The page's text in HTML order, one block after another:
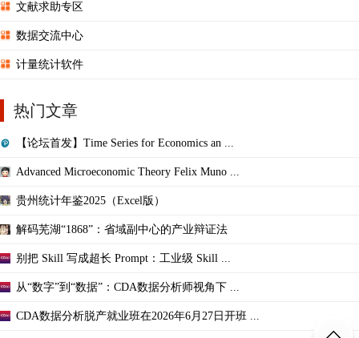
文献求助专区
数据交流中心
计量统计软件
热门文章
【论坛首发】Time Series for Economics an ...
Advanced Microeconomic Theory Felix Muno ...
贵州统计年鉴2025（Excel版）
解码芜湖“1868”：省域副中心的产业辩证法
别把 Skill 写成超长 Prompt：工业级 Skill ...
从“数字”到“数据”：CDA数据分析师视角下 ...
CDA数据分析脱产就业班在2026年6月27日开班 ...